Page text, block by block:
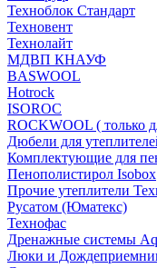
Техноблок Стандарт
Техновент
Технолайт
МДВП КНАУФ
BASWOOL
Hotrock
ISOROC
ROCKWOOL ( только
Дюбели для
Комплектующие для
Пенополистирол Isobox
Прочие утеплители
Русатом (Юматекс)
Технофас
Дренажные системы
Люки и